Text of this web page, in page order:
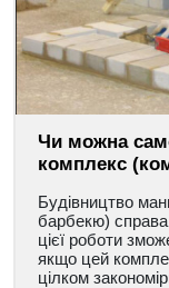
Чи можна
комплекс
Будівництво
барбекю) справа
цієї роботи
якщо цей
цілком